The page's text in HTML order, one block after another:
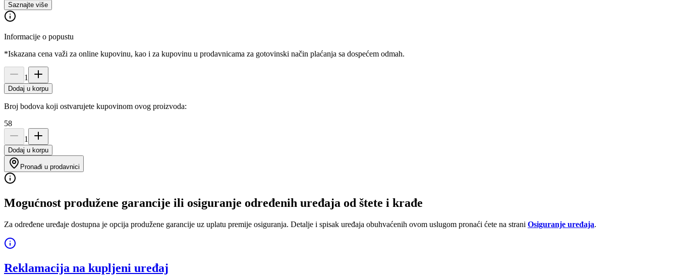
Saznajte više
Informacije o popustu
*Iskazana cena važi za online kupovinu, kao i za kupovinu u prodavnicama za gotovinski način plaćanja sa dospećem odmah.
1
Dodaj u korpu
Broj bodova koji ostvarujete kupovinom ovog proizvoda:
58
1
Dodaj u korpu
Pronađi u prodavnici
Mogućnost produžene garancije ili osiguranje određenih uređaja od štete i krađe
Za određene uređaje dostupna je opcija produžene garancije uz uplatu premije osiguranja. Detalje i spisak uređaja obuhvaćenih ovom uslugom pronaći ćete na strani Osiguranje uređaja.
Reklamacija na kupljeni uređaj